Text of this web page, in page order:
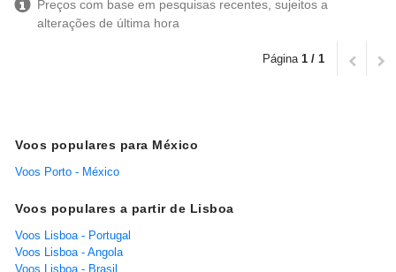
Preços com base em pesquisas recentes, sujeitos a
alterações de última hora
Página 1 / 1
Voos populares para México
Voos Porto - México
Voos populares a partir de Lisboa
Voos Lisboa - Portugal
Voos Lisboa - Angola
Voos Lisboa - Brasil